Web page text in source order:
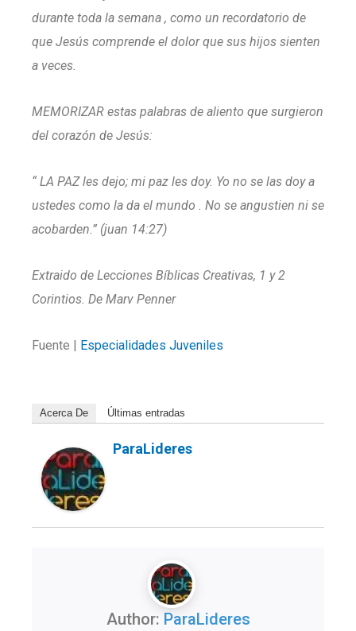
durante toda la semana , como un recordatorio de
que Jesús comprende el dolor que sus hijos sienten
a veces.
MEMORIZAR estas palabras de aliento que surgieron
del corazón de Jesús:
“ LA PAZ les dejo; mi paz les doy. Yo no se las doy a
ustedes como la da el mundo . No se angustien ni se
acobarden.” (juan 14:27)
Extraido de Lecciones Bíblicas Creativas, 1 y 2
Corintios. De Marv Penner
Fuente | Especialidades Juveniles
Acerca De Últimas entradas
ParaLideres
Author: ParaLideres